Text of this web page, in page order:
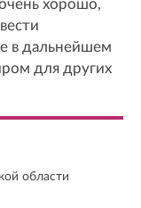
хорошо,
в дальнейшем
для других
области